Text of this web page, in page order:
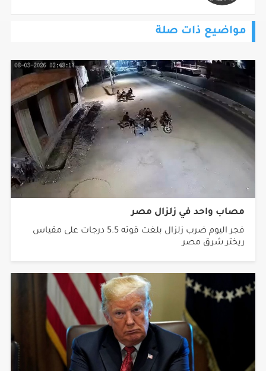
مواضيع ذات صلة
مصاب واحد في زلزال مصر
فجر اليوم ضرب زلزال بلغت قوته 5.5 درجات على مقياس
ريختر شرق مصر